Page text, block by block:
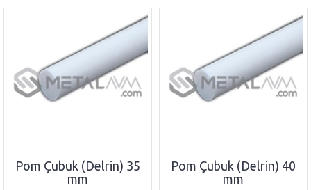
Pom Çubuk (Delrin) 35
mm
Pom Çubuk (Delrin) 40
mm